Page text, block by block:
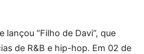
lançou “Filho de Davi”, que
de R&B e hip-hop. Em 02 de